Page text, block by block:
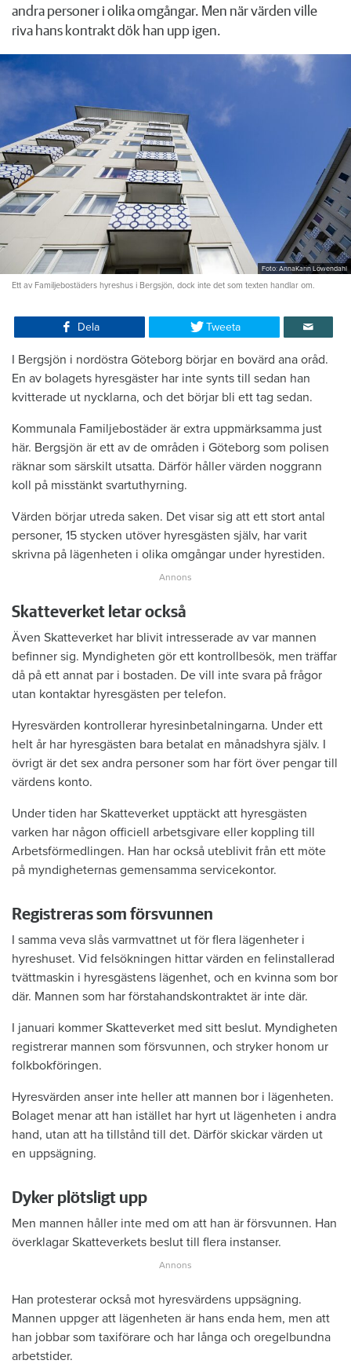
andra personer i olika omgångar. Men när värden ville
riva hans kontrakt dök han upp igen.
Foto: AnnaKarin Löwendahl
Ett av Familjebostäders hyreshus i Bergsjön, dock inte det som texten handlar om.
Dela Tweeta
I Bergsjön i nordöstra Göteborg börjar en bovärd ana oråd.
En av bolagets hyresgäster har inte synts till sedan han
kvitterade ut nycklarna, och det börjar bli ett tag sedan.
Kommunala Familjebostäder är extra uppmärksamma just
här. Bergsjön är ett av de områden i Göteborg som polisen
räknar som särskilt utsatta. Därför håller värden noggrann
koll på misstänkt svartuthyrning.
Värden börjar utreda saken. Det visar sig att ett stort antal
personer, 15 stycken utöver hyresgästen själv, har varit
skrivna på lägenheten i olika omgångar under hyrestiden.
Skatteverket letar också
Även Skatteverket har blivit intresserade av var mannen
befinner sig. Myndigheten gör ett kontrollbesök, men träffar
då på ett annat par i bostaden. De vill inte svara på frågor
utan kontaktar hyresgästen per telefon.
Hyresvärden kontrollerar hyresinbetalningarna. Under ett
helt år har hyresgästen bara betalat en månadshyra själv. I
övrigt är det sex andra personer som har fört över pengar till
värdens konto.
Under tiden har Skatteverket upptäckt att hyresgästen
varken har någon officiell arbetsgivare eller koppling till
Arbetsförmedlingen. Han har också uteblivit från ett möte
på myndigheternas gemensamma servicekontor.
Registreras som försvunnen
I samma veva slås varmvattnet ut för flera lägenheter i
hyreshuset. Vid felsökningen hittar värden en felinstallerad
tvättmaskin i hyresgästens lägenhet, och en kvinna som bor
där. Mannen som har förstahandskontraktet är inte där.
I januari kommer Skatteverket med sitt beslut. Myndigheten
registrerar mannen som försvunnen, och stryker honom ur
folkbokföringen.
Hyresvärden anser inte heller att mannen bor i lägenheten.
Bolaget menar att han istället har hyrt ut lägenheten i andra
hand, utan att ha tillstånd till det. Därför skickar värden ut
en uppsägning.
Dyker plötsligt upp
Men mannen håller inte med om att han är försvunnen. Han
överklagar Skatteverkets beslut till flera instanser.
Han protesterar också mot hyresvärdens uppsägning.
Mannen uppger att lägenheten är hans enda hem, men att
han jobbar som taxiförare och har långa och oregelbundna
arbetstider.